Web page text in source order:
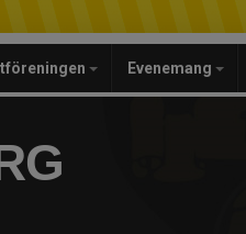
Evenemang